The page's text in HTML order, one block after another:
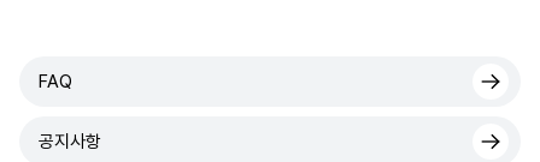
FAQ
공지사항